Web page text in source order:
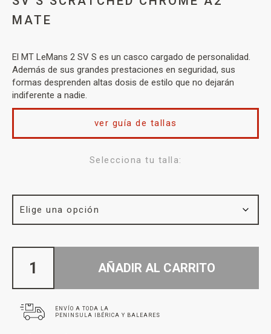
MATE
El MT LeMans 2 SV S es un casco cargado de personalidad.
Además de sus grandes prestaciones en seguridad, sus
formas desprenden altas dosis de estilo que no dejarán
indiferente a nadie.
Selecciona tu talla:
ver guía de tallas
AÑADIR AL CARRITO
ENVÍO A TODA LA
PENINSULA IBÉRICA Y BALEARES